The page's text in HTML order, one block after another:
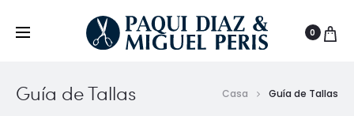
0
Guía de Tallas Casa Guía de Tallas